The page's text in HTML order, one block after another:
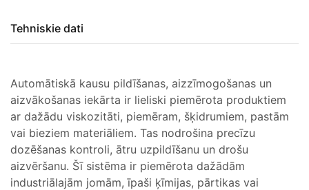
Tehniskie dati
Automātiskā kausu pildīšanas, aizzīmogošanas un
aizvākošanas iekārta ir lieliski piemērota produktiem
ar dažādu viskozitāti, piemēram, šķidrumiem, pastām
vai bieziem materiāliem. Tas nodrošina precīzu
dozēšanas kontroli, ātru uzpildīšanu un drošu
aizvēršanu. Šī sistēma ir piemērota dažādām
industriālajām jomām, īpaši ķīmijas, pārtikas vai